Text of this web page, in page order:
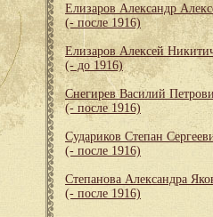
Елизаров Александр
(- после 1916)
Елизаров Алексей
(- до 1916)
Снегирев Василий
(- после 1916)
Судариков Степан
(- после 1916)
Степанова Александра
(- после 1916)